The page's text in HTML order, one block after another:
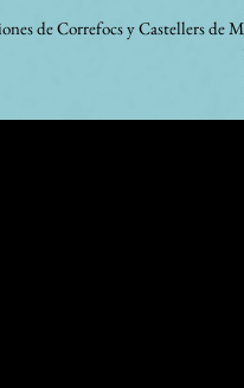
de Correfocs y Castellers de